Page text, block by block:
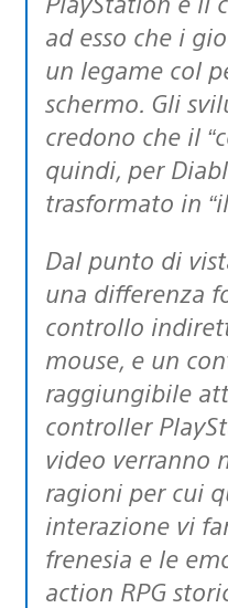
ad esso che i
un legame col
schermo. Gli
credono che il
quindi, per
trasformato in
Dal punto di vista dei giocatori, c’è
una differenza
controllo
mouse, e un
raggiungibile
controller
video verranno
ragioni per cui
interazione vi
frenesia e le
action RPG